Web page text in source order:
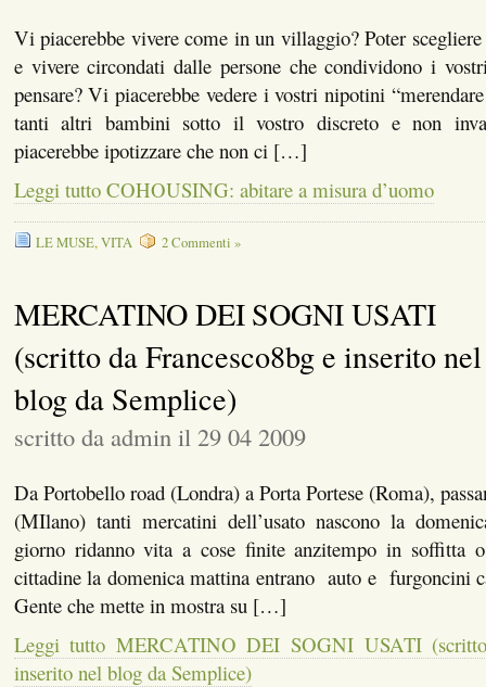
Vi piacerebbe vivere come in un villaggio? Poter
e vivere circondati dalle persone che condividono i
pensare? Vi piacerebbe vedere i vostri nipotini
tanti altri bambini sotto il vostro discreto e non
piacerebbe ipotizzare che non ci […]
Leggi tutto COHOUSING: abitare a misura d’uomo
LE MUSE,VITA 2 Commenti »
MERCATINO DEI SOGNI USATI
(scritto da Francesco8bg e inserito nel
blog da Semplice)
scritto da admin il 29 04 2009
Da Portobello road (Londra) a Porta Portese (Roma),
(MIlano) tanti mercatini dell’usato nascono la
giorno ridanno vita a cose finite anzitempo in soffitta
cittadine la domenica mattina entrano auto e furgoncini
Gente che mette in mostra su […]
Leggi tutto MERCATINO DEI SOGNI USATI (scritto
inserito nel blog da Semplice)